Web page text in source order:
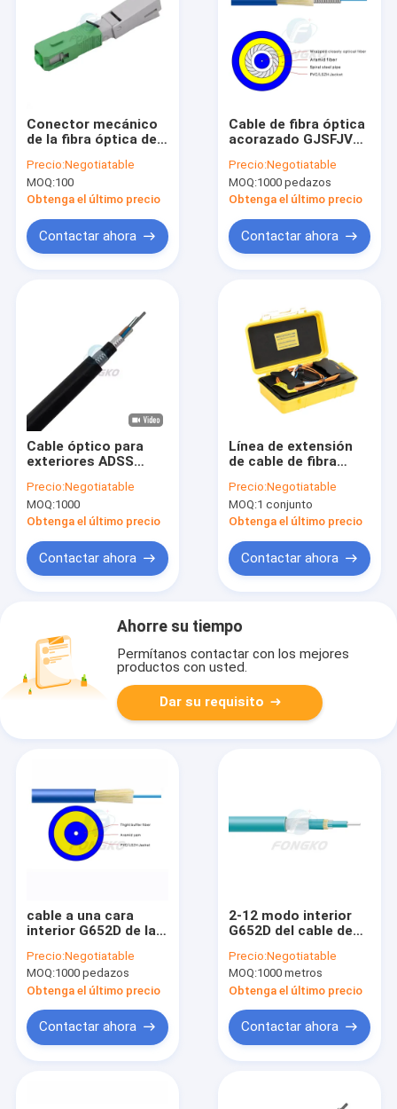
Conector mecánico
de la fibra óptica del
rápido de la fibra
óptica del SC APC
Precio:Negotiatable
MOQ:100
Obtenga el último precio
Contactar ahora
Cable de fibra óptica
acorazado GJSFJV
modo con la
chaqueta de PVC
Precio:Negotiatable
MOQ:1000 pedazos
Obtenga el último precio
Contactar ahora
Cable óptico para
exteriores ADSS
de modo único 24
núcleos Cable óptico
de fibra óptica Cable
Precio:Negotiatable
MOQ:1000
Obtenga el último precio
Contactar ahora
Línea de extensión
de cable de fibra
SC/APC-SC/APC SM
150M 300M 500M
1KM 2KM Prueba
extensión Cable de
lanzamiento OTDR
Precio:Negotiatable
MOQ:1 conjunto
Obtenga el último precio
Contactar ahora
Ahorre su tiempo
Permítanos contactar con los mejores
productos con usted.
Dar su requisito
cable a una cara
interior G652D de la
de 3m m GJFJV con
la envoltura de LSZH
Precio:Negotiatable
MOQ:1000 pedazos
Obtenga el último precio
Contactar ahora
2-12 modo interior
G652D del cable de
del desbloqueo de la
base solo
Precio:Negotiatable
MOQ:1000 metros
Obtenga el último precio
Contactar ahora